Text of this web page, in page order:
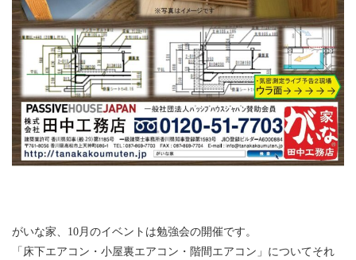
がいな家、10月のイベントは勉強会の開催です。
「床下エアコン・小屋裏エアコン・階間エアコン」についてそれ